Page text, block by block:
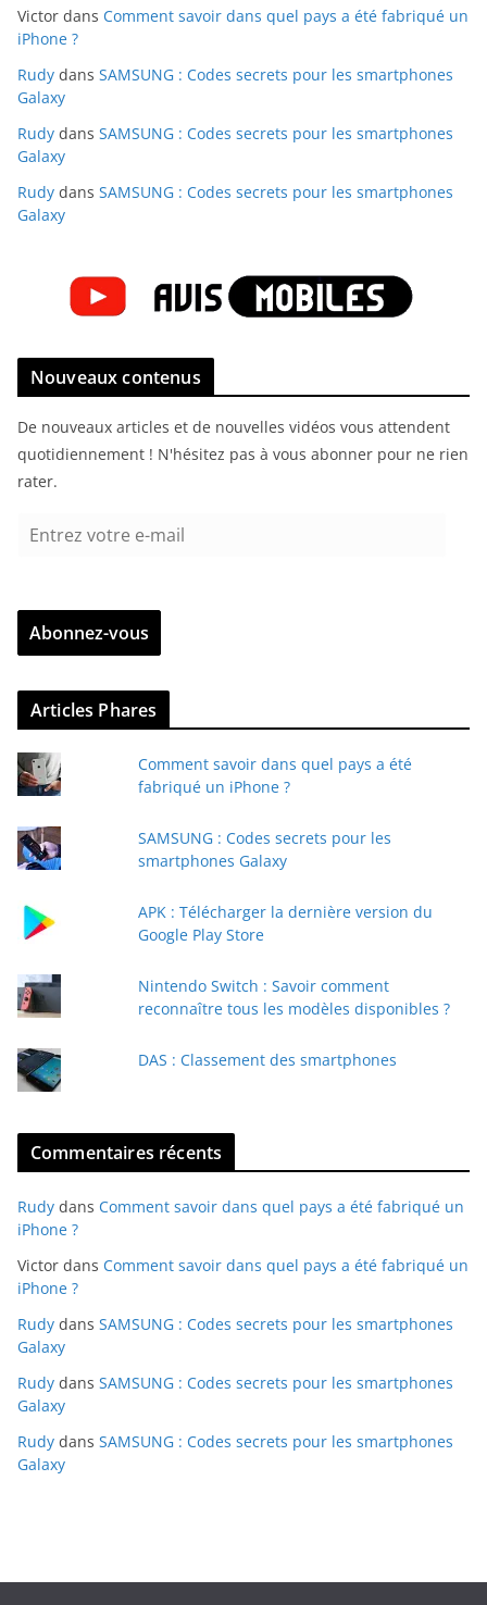
Victor dans Comment savoir dans quel pays a été fabriqué un
iPhone ?
Rudy dans SAMSUNG : Codes secrets pour les smartphones
Galaxy
Rudy dans SAMSUNG : Codes secrets pour les smartphones
Galaxy
Rudy dans SAMSUNG : Codes secrets pour les smartphones
Galaxy
Nouveaux contenus
De nouveaux articles et de nouvelles vidéos vous attendent
quotidiennement ! N'hésitez pas à vous abonner pour ne rien
rater.
r
z
v
r
e
e
a
Abonnez-vous
Articles Phares
Comment savoir dans quel pays a été
fabriqué un iPhone ?
SAMSUNG : Codes secrets pour les
smartphones Galaxy
APK : Télécharger la dernière version du
Google Play Store
Nintendo Switch : Savoir comment
reconnaître tous les modèles disponibles ?
DAS : Classement des smartphones
Commentaires récents
Rudy dans Comment savoir dans quel pays a été fabriqué un
iPhone ?
Victor dans Comment savoir dans quel pays a été fabriqué un
iPhone ?
Rudy dans SAMSUNG : Codes secrets pour les smartphones
Galaxy
Rudy dans SAMSUNG : Codes secrets pour les smartphones
Galaxy
Rudy dans SAMSUNG : Codes secrets pour les smartphones
Galaxy